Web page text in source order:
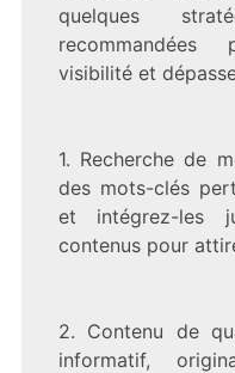
quelques
visibilité et
1. Recherche de
des mots-clés
et intégrez-les
contenus pour
2. Contenu de
informatif,